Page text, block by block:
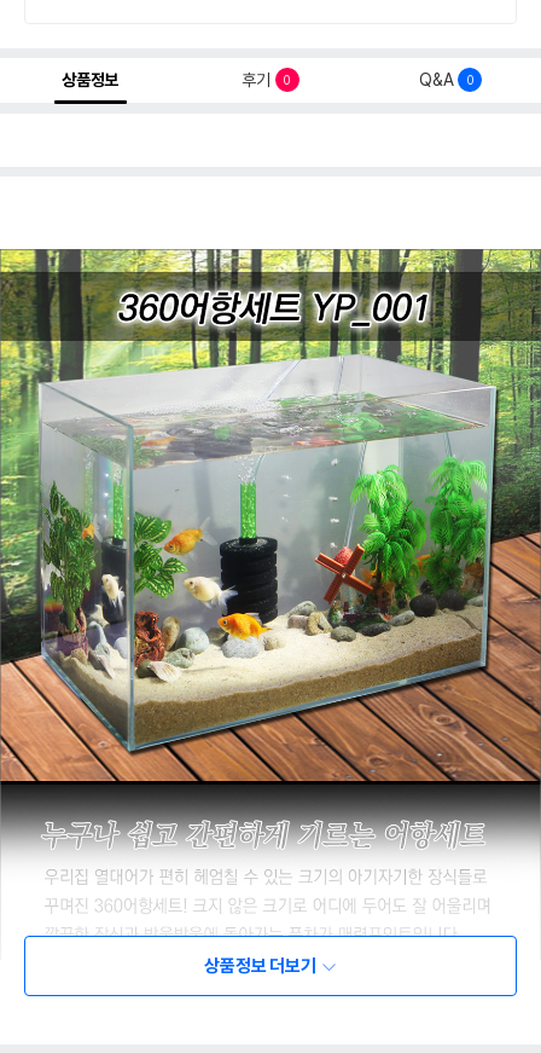
상품정보 후기 0 Q&A 0
상품정보 더보기